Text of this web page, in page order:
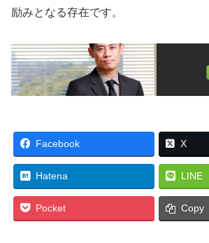
励みとなる存在です。
Facebook X
Hatena LINE
Pocket Copy